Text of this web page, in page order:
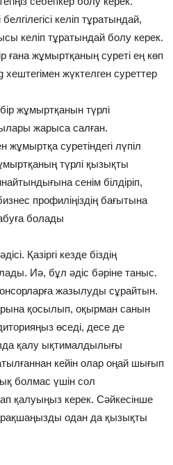
келіп тұратындай,
келіп тұратындай болу керек.
ғана жұмыртқаның суреті ең көп
жүктелген суреттер
жұмыртқанын түрлі
жарыса салған.
жұмыртқа суретіндегі лүпіл
түрлі қызықты
сенім білдіріп,
профиліңіздің бағытына
болады
Қазіргі кезде біздің
Иә, бұл әдіс бәріне таныс.
жазылуды сұрайтын.
қосылып, оқырман санын
өседі, десе де
қалу ықтималдылығы
кейін олар оңай шығып
болмас үшін сол
қалуыңыз керек. Сәйкесінше
одан да қызықты